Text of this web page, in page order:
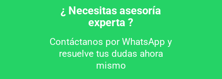
¿ Necesitas asesoría
experta ?
Contáctanos por WhatsApp y
resuelve tus dudas ahora
mismo